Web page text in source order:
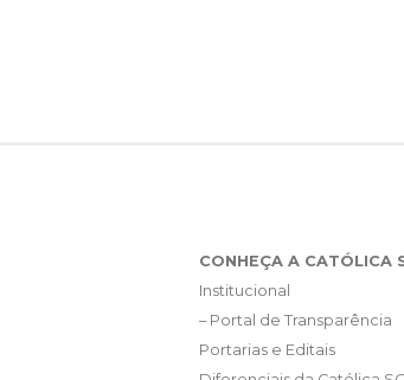
CONHEÇA A CATÓLICA
Institucional
– Portal de Transparência
Portarias e Editais